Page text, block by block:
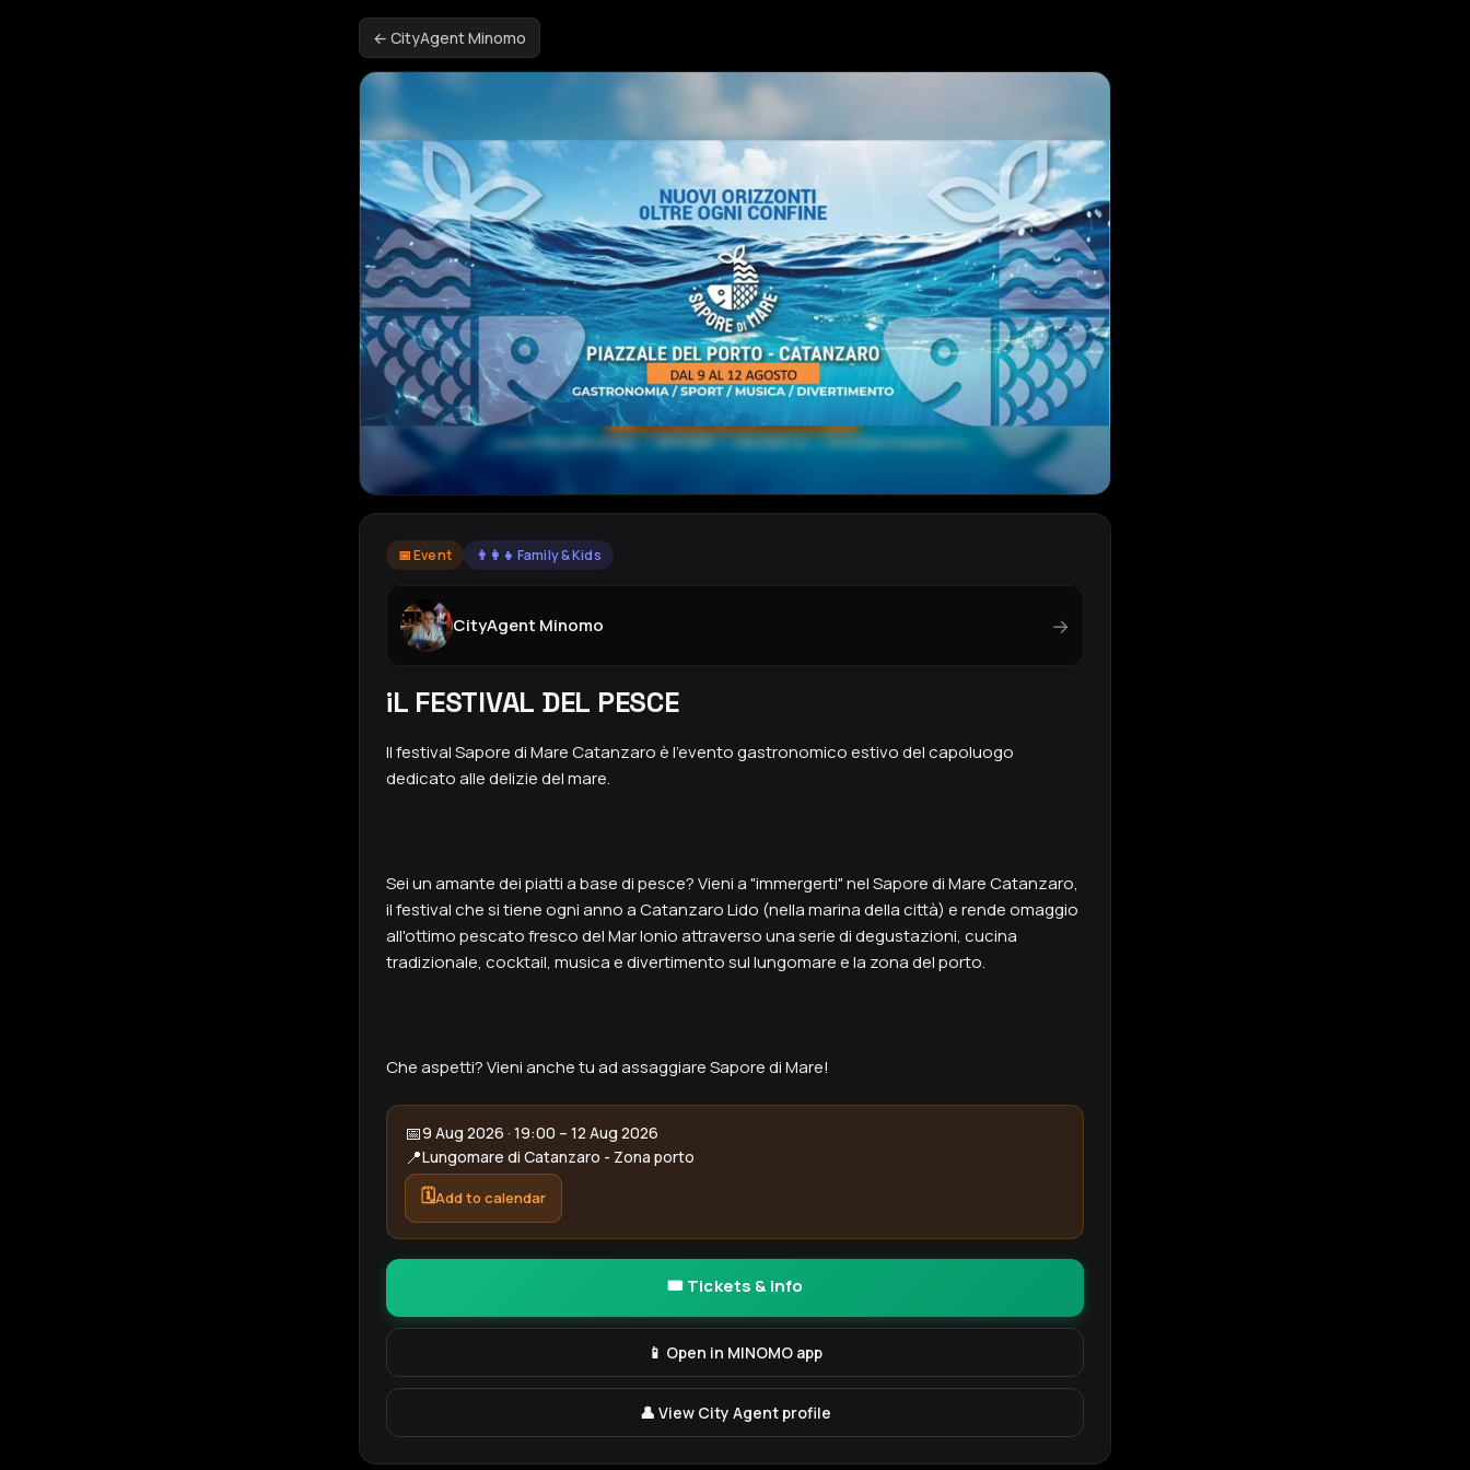
← CityAgent Minomo
📅 Event 👨‍👩‍👧 Family & Kids
CityAgent Minomo →
iL FESTIVAL DEL PESCE
Il festival Sapore di Mare Catanzaro è l'evento gastronomico estivo del capoluogo
dedicato alle delizie del mare.
Sei un amante dei piatti a base di pesce? Vieni a "immergerti" nel Sapore di Mare Catanzaro,
il festival che si tiene ogni anno a Catanzaro Lido (nella marina della città) e rende omaggio
all'ottimo pescato fresco del Mar Ionio attraverso una serie di degustazioni, cucina
tradizionale, cocktail, musica e divertimento sul lungomare e la zona del porto.
Che aspetti? Vieni anche tu ad assaggiare Sapore di Mare!
📅9 Aug 2026 · 19:00 – 12 Aug 2026
📍Lungomare di Catanzaro - Zona porto
🗓️Add to calendar
🎟️ Tickets & info
📱 Open in MINOMO app
👤 View City Agent profile